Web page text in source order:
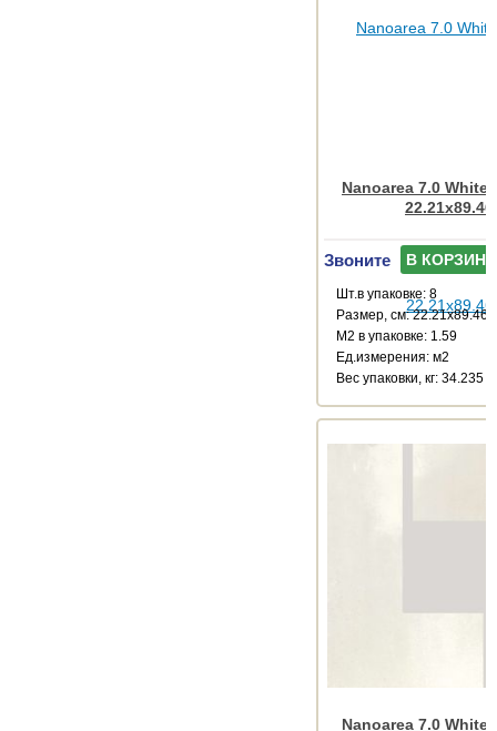
Nanoarea 7.0 White
22.21x89.46
Звоните В КОРЗИНУ
Шт.в упаковке: 8
Размер, см: 22.21x89.46
М2 в упаковке: 1.59
Ед.измерения: м2
Веc упаковки, кг: 34.235
Nanoarea 7.0 White